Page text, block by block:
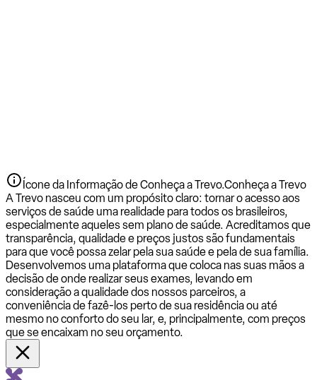
Ícone da Informação de Conheça a Trevo.Conheça a Trevo
A Trevo nasceu com um propósito claro: tornar o acesso aos
serviços de saúde uma realidade para todos os brasileiros,
especialmente aqueles sem plano de saúde. Acreditamos que
transparência, qualidade e preços justos são fundamentais
para que você possa zelar pela sua saúde e pela de sua família.
Desenvolvemos uma plataforma que coloca nas suas mãos a
decisão de onde realizar seus exames, levando em
consideração a qualidade dos nossos parceiros, a
conveniência de fazê-los perto de sua residência ou até
mesmo no conforto do seu lar, e, principalmente, com preços
que se encaixam no seu orçamento.